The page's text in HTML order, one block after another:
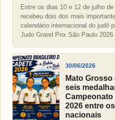
Entre os dias 10 e 12 de julho
recebeu dois dos mais
calendário internacional do judô
Judo Grand Prix São Paulo
30/06/2026
Mato
seis
2026 entre
nacionais